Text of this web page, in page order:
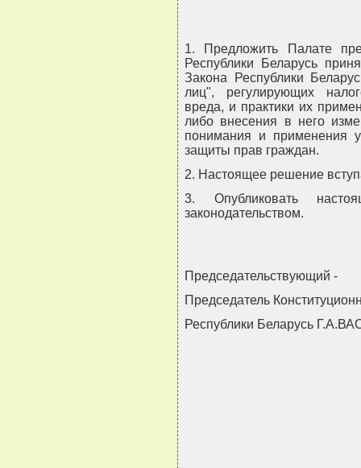
1. Предложить Палате
Республики Беларусь
Закона Республики
лиц", регулирующих
вреда, и практики их
либо внесения в него
понимания и применения
защиты прав граждан.
2. Настоящее решение
3. Опубликовать
законодательством.
Председательствующий -
Председатель
Республики Беларусь